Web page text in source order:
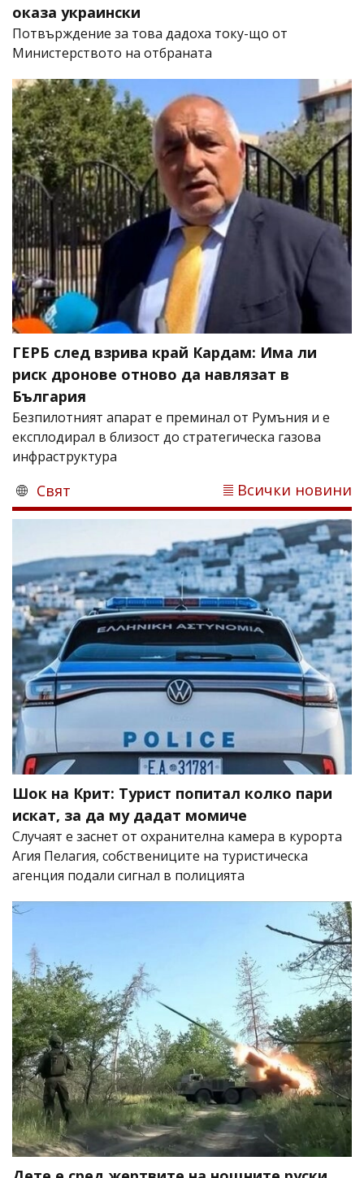
оказа украински
Потвърждение за това дадоха току-що от
Министерството на отбраната
ГЕРБ след взрива край Кардам: Има ли
риск дронове отново да навлязат в
България
Безпилотният апарат е преминал от Румъния и е
експлодирал в близост до стратегическа газова
инфраструктура
Свят Всички новини
Шок на Крит: Турист попитал колко пари
искат, за да му дадат момиче
Случаят е заснет от охранителна камера в курорта
Агия Пелагия, собствениците на туристическа
агенция подали сигнал в полицията